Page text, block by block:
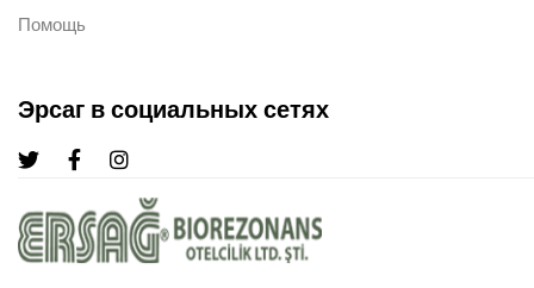
Помощь
Эрсаг в социальных сетях